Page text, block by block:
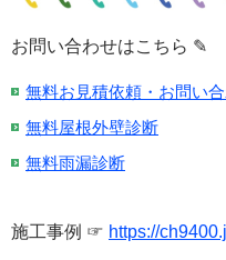
お問い合わせはこちら ✎
無料お見積依頼・お問い
無料屋根外壁診断
無料雨漏診断
施工事例 ☞ https://